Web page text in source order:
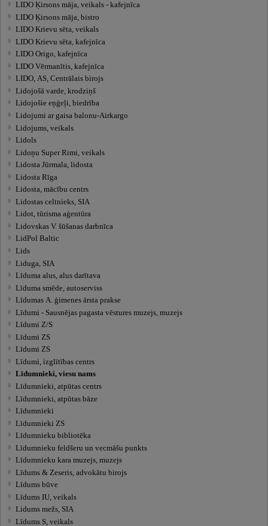
LIDO Ķirsons māja, veikals - kafejnīca
LIDO Ķirsons māja, bistro
LIDO Krievu sēta, veikals
LIDO Krievu sēta, kafejnīca
LIDO Origo, kafejnīca
LIDO Vērmanītis, kafejnīca
LIDO, AS, Centrālais birojs
Lidojošā varde, krodziņš
Lidojošie eņģeļi, biedrība
Lidojumi ar gaisa balonu-Airkargo
Lidojums, veikals
Lidols
Lidoņu Super Rimi, veikals
Lidosta Jūrmala, lidosta
Lidosta Rīga
Lidosta, mācību centrs
Lidostas celtnieks, SIA
Lidot, tūrisma aģentūra
Lidovskas V. šūšanas darbnīca
LidPol Baltic
Lids
Liduga, SIA
Līduma alus, alus darītava
Līduma smēde, autoserviss
Līdumas A. ģimenes ārsta prakse
Līdumi - Sausnējas pagasta vēstures muzejs, muzejs
Līdumi Z/S
Līdumi ZS
Līdumi ZS
Līdumi, izglītības centrs
Līdumnieki, viesu nams
Līdumnieki, atpūtas centrs
Līdumnieki, atpūtas bāze
Līdumnieki
Līdumnieki ZS
Līdumnieku bibliotēka
Līdumnieku feldšeru un vecmāšu punkts
Līdumnieku kara muzejs, muzejs
Līdums & Zeseris, advokātu birojs
Līdums būve
Līdums IU, veikals
Lidums mežs, SIA
Līdums S, veikals